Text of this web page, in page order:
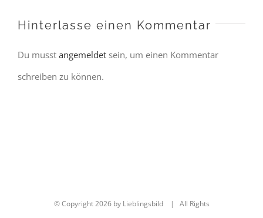
Hinterlasse einen Kommentar
Du musst angemeldet sein, um einen Kommentar
schreiben zu können.
© Copyright2026 by Lieblingsbild | All Rights